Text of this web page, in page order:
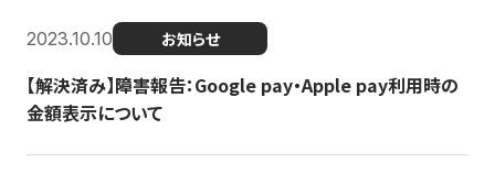
2023.10.10 お知らせ
【解決済み】障害報告：Google pay・Apple pay利用時の
金額表示について